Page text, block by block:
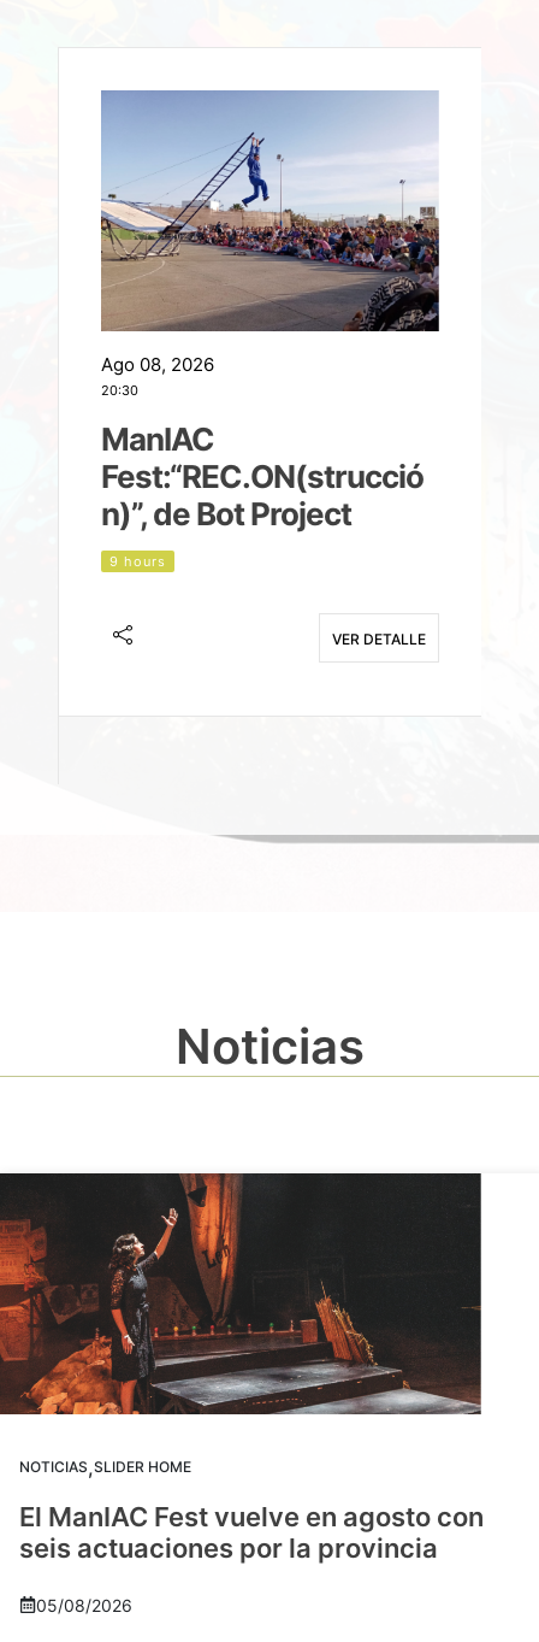
Ago 08, 2026
20:30
ManIAC
Fest:“REC.ON(strucció
n)”, de Bot Project
9 hours
VER DETALLE
Noticias
NOTICIAS,SLIDER HOME
El ManIAC Fest vuelve en agosto con
seis actuaciones por la provincia
05/08/2026